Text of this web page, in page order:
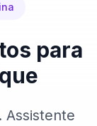
para
Assistente